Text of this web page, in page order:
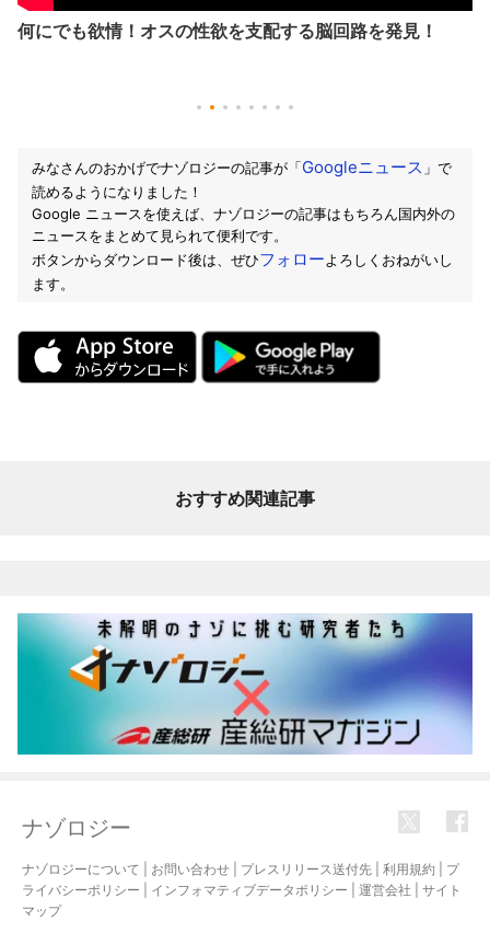
何にでも欲情！オスの性欲を支配する脳回路を発見！
みなさんのおかげでナゾロジーの記事が「Googleニュース 」で
読めるようになりました！
Google ニュースを使えば、ナゾロジーの記事はもちろん国内外の
ニュースをまとめて見られて便利です。
ボタンからダウンロード後は、ぜひフォローよろしくおねがいし
ます。
おすすめ関連記事
ナゾロジー
ナゾロジーについて お問い合わせ プレスリリース送付先 利用規約
プ
ライバシーポリシー
インフォマティブデータポリシー 運営会社
サイト
マップ